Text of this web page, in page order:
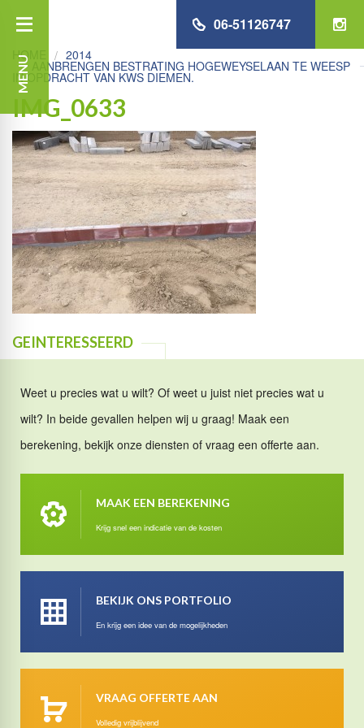
MENU
06-51126747
HOME 2014
AANBRENGEN BESTRATING HOGEWEYSELAAN TE WEESP
IN OPDRACHT VAN KWS DIEMEN.
IMG_0633
GEINTERESSEERD
Weet u precies wat u wilt? Of weet u juist niet precies wat u
wilt? In beide gevallen helpen wij u graag! Maak een
berekening, bekijk onze diensten of vraag een offerte aan.
MAAK EEN BEREKENING
Krijg snel een indicatie van de kosten
BEKIJK ONS PORTFOLIO
En krijg een idee van de mogelijkheden
VRAAG OFFERTE AAN
Volledig vrijblijvend